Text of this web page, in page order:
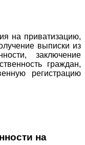
на приватизацию,
выписки из
заключение
граждан,
регистрацию
на